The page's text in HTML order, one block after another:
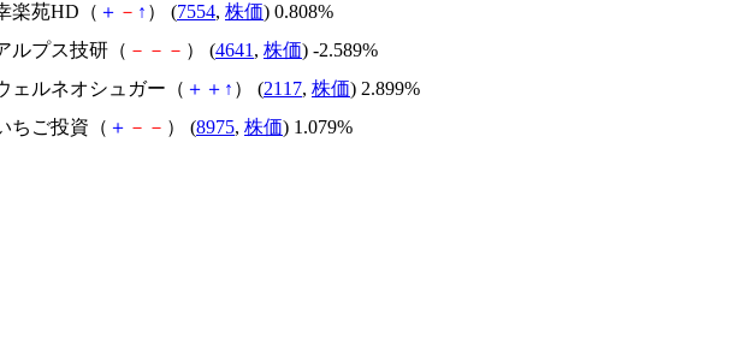
楽苑HD（ ＋ － ↑ ） (7554, 株価) 0.808%
ルプス技研（ － － － ） (4641 , 株価) -2.589%
ェルネオシュガー（ ＋ ＋ ↑ ） (2117, 株価) 2.899%
ちご投資（ ＋ － － ） (8975, 株価) 1.079%